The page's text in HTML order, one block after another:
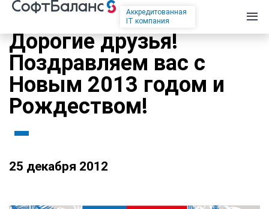
Аккредитованная
IT компания
Дорогие друзья!
Поздравляем вас с
Новым 2013 годом и
Рождеством!
25 декабря 2012